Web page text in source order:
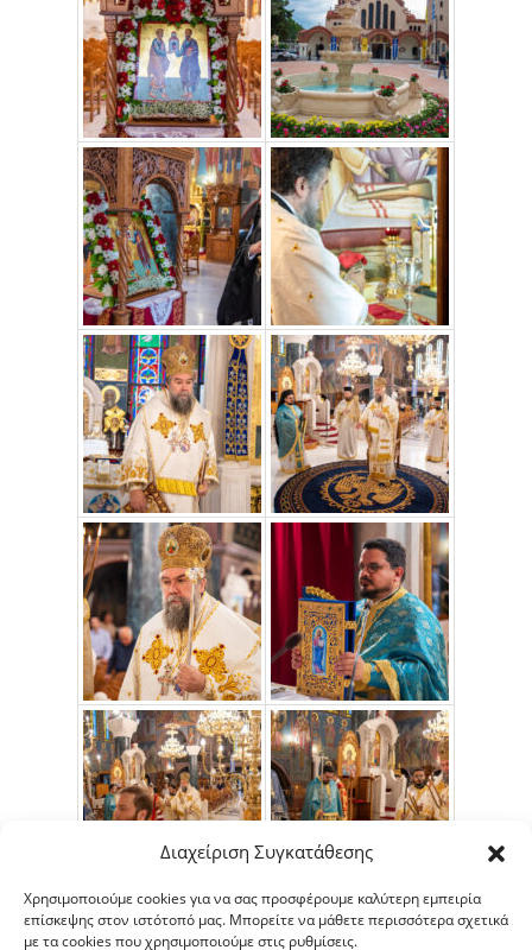
Διαχείριση Συγκατάθεσης
Χρησιμοποιούμε cookies για να σας προσφέρουμε καλύτερη εμπειρία
επίσκεψης στον ιστότοπό μας. Μπορείτε να μάθετε περισσότερα σχετικά
με τα cookies που χρησιμοποιούμε στις ρυθμίσεις.